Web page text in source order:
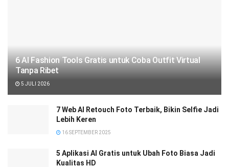
6 AI Fashion Tools Gratis untuk Coba Outfit Virtual
Tanpa Ribet
5 JULI 2026
7 Web AI Retouch Foto Terbaik, Bikin Selfie Jadi
Lebih Keren
16 SEPTEMBER 2025
5 Aplikasi AI Gratis untuk Ubah Foto Biasa Jadi
Kualitas HD